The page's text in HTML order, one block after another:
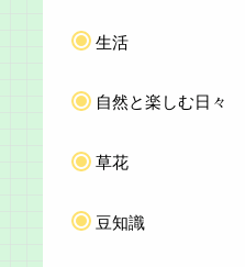
生活
自然と楽しむ日々
草花
豆知識